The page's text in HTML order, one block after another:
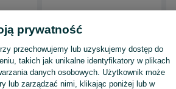
Części do maszyn rolniczych
Części do maszyn
Części do maszyn rolniczych - Pruszków
prywatność
przechowujemy lub uzyskujemy dostęp do
takich jak unikalne identyfikatory w plikach
danych osobowych. Użytkownik może
lub zarządzać nimi, klikając poniżej lub w